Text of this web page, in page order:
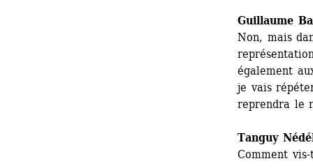
Guillaume
Non, mais
également
je vais
reprendra le
Tanguy
Comment